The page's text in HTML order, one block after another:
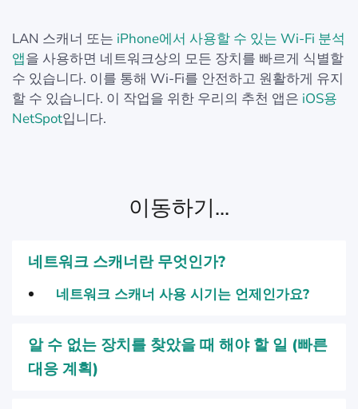
LAN 스캐너 또는 iPhone에서 사용할 수 있는 Wi-Fi 분석
앱을 사용하면 네트워크상의 모든 장치를 빠르게 식별할
수 있습니다. 이를 통해 Wi-Fi를 안전하고 원활하게 유지
할 수 있습니다. 이 작업을 위한 우리의 추천 앱은 iOS용
NetSpot입니다.
이동하기...
네트워크 스캐너란 무엇인가?
네트워크 스캐너 사용 시기는 언제인가요?
알 수 없는 장치를 찾았을 때 해야 할 일 (빠른
대응 계획)